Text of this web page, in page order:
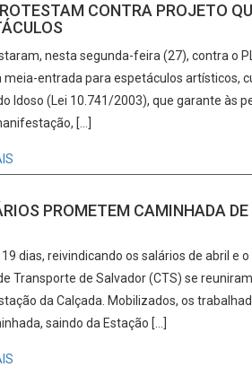
CONTRA PROJETO
nesta segunda-feira (27), contra o
meia-entrada para espetáculos artísticos,
Idoso (Lei 10.741/2003), que garante às
[…]
PROMETEM CAMINHADA
19 dias, reivindicando os salários de abril
Transporte de Salvador (CTS) se
da Calçada. Mobilizados, os
saindo da Estação […]